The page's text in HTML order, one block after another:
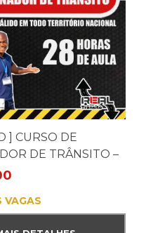
] CURSO DE
DE TRÂNSITO –
VAGAS